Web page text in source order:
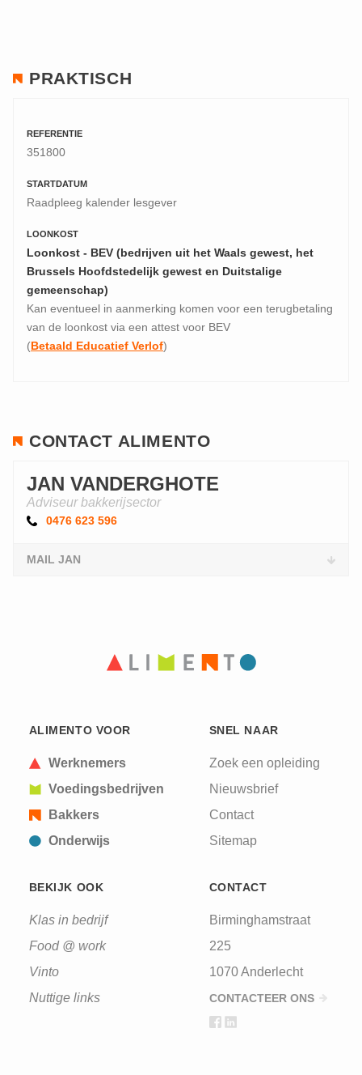
PRAKTISCH
REFERENTIE
351800
STARTDATUM
Raadpleeg kalender lesgever
LOONKOST
Loonkost - BEV (bedrijven uit het Waals gewest, het
Brussels Hoofdstedelijk gewest en Duitstalige
gemeenschap)
Kan eventueel in aanmerking komen voor een terugbetaling
van de loonkost via een attest voor BEV
(Betaald Educatief Verlof)
CONTACT ALIMENTO
JAN VANDERGHOTE
Adviseur bakkerijsector
0476 623 596
MAIL JAN
ALIMENTO VOOR
Werknemers
Voedingsbedrijven
Bakkers
Onderwijs
SNEL NAAR
Zoek een opleiding
Nieuwsbrief
Contact
Sitemap
BEKIJK OOK
Klas in bedrijf
Food @ work
Vinto
Nuttige links
CONTACT
Birminghamstraat
225
1070 Anderlecht
CONTACTEER ONS